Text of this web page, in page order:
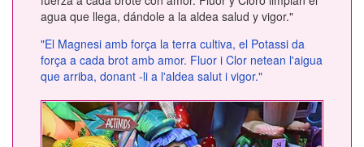
agua que llega, dándole a la aldea salud y vigor."
"El Magnesi amb força la terra cultiva, el Potassi da
força a cada brot amb amor. Fluor i Clor netean l'aigua
que arriba, donant -li a l'aldea salut i vigor."